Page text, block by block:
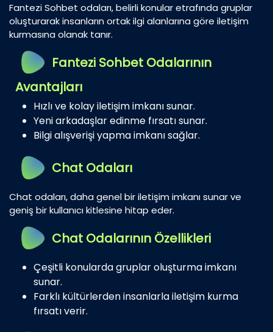
Fantezi Sohbet odaları, belirli konular etrafında gruplar
oluşturarak insanların ortak ilgi alanlarına göre iletişim
kurmasına olanak tanır.
Fantezi Sohbet Odalarının
Avantajları
Hızlı ve kolay iletişim imkanı sunar.
Yeni arkadaşlar edinme fırsatı sunar.
Bilgi alışverişi yapma imkanı sağlar.
Chat Odaları
Chat odaları, daha genel bir iletişim imkanı sunar ve
geniş bir kullanıcı kitlesine hitap eder.
Chat Odalarının Özellikleri
Çeşitli konularda gruplar oluşturma imkanı
sunar.
Farklı kültürlerden insanlarla iletişim kurma
fırsatı verir.